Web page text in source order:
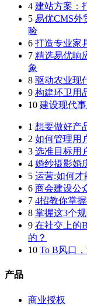
4 建站方案：
5 易优CMS外
验
6 打造专业家
7 精选易优响
象
8 驱动农业现
9 构建环卫用
10 建设现代
1 想要做好产
2 如何管理用
3 选准目标用
4 婚纱摄影婚
5 运营:如何才
6 商会建设公
7 4招教你掌
8 掌握这3个
9 在社交上的
的？
10 To B风口
产品
商业授权